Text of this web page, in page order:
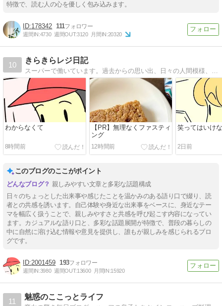
特徴で、読む人の心を優しく包み込みます。
178342 111
週間IN:4730 週間OUT:3120 月間IN:20320
10
きらきらレジ日記
スーパーで働いています。過去からの思い出、日々の人間模様、私目線のレジあるある等を描いています。
わからなくて
8時間前
【PR】無理なくファスティ
ング
12時間前
笑ってはいけ
2日前
このブログのここがポイント
親しみやすい文章と多彩な話題構成
日々のちょっとした出来事や感じたことを温かみのある語り口で綴り、読
者との共感を誘います。自己体験や身近な出来事をベースに、身近なテー
マを幅広く扱うことで、親しみやすさと共感を呼び起こす内容になってい
ます。カジュアルな語り口と、多彩な話題展開が特徴で、普段の暮らしの
中に自然に溶け込む情報や意見を提供し、誰もが親しみを感じられるブロ
グです。
2001459 193
週間IN:3980 週間OUT:13600 月間IN:15920
11
魅惑のここっとライフ